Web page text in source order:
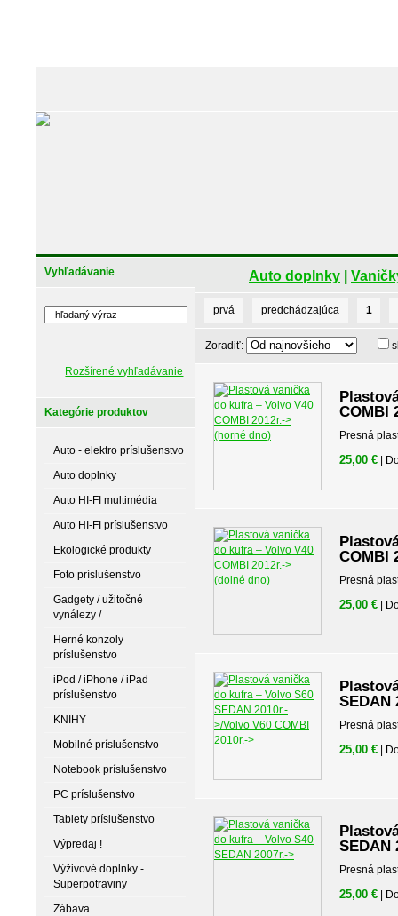
Vyhľadávanie
Rozšírené vyhľadávanie
Kategórie produktov
Auto - elektro príslušenstvo
Auto doplnky
Auto HI-FI multimédia
Auto HI-FI príslušenstvo
Ekologické produkty
Foto príslušenstvo
Gadgety / užitočné
vynálezy /
Herné konzoly
príslušenstvo
iPod / iPhone / iPad
príslušenstvo
KNIHY
Mobilné príslušenstvo
Notebook príslušenstvo
PC príslušenstvo
Tablety príslušenstvo
Výpredaj !
Výživové doplnky -
Superpotraviny
Zábava
Auto doplnky
prvá predchádzajúca 1
Zoradiť:
COMBI
Presná
25,00 € |
COMBI
Presná
25,00 € |
SEDAN
Presná
25,00 € |
SEDAN
Presná
25,00 € |